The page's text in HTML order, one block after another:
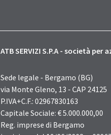
ATB SERVIZI S.P.A - società
Sede legale - Bergamo (BG)
via Monte Gleno, 13 - CAP 24125
P.IVA+C.F.: 02967830163
Capitale Sociale: € 5.000.000,00
Reg. imprese di Bergamo